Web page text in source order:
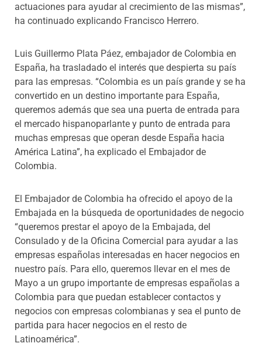
actuaciones para ayudar al crecimiento de las mismas”,
ha continuado explicando Francisco Herrero.
Luis Guillermo Plata Páez, embajador de Colombia en
España, ha trasladado el interés que despierta su país
para las empresas. “Colombia es un país grande y se ha
convertido en un destino importante para España,
queremos además que sea una puerta de entrada para
el mercado hispanoparlante y punto de entrada para
muchas empresas que operan desde España hacia
América Latina”, ha explicado el Embajador de
Colombia.
El Embajador de Colombia ha ofrecido el apoyo de la
Embajada en la búsqueda de oportunidades de negocio
“queremos prestar el apoyo de la Embajada, del
Consulado y de la Oficina Comercial para ayudar a las
empresas españolas interesadas en hacer negocios en
nuestro país. Para ello, queremos llevar en el mes de
Mayo a un grupo importante de empresas españolas a
Colombia para que puedan establecer contactos y
negocios con empresas colombianas y sea el punto de
partida para hacer negocios en el resto de
Latinoamérica”.